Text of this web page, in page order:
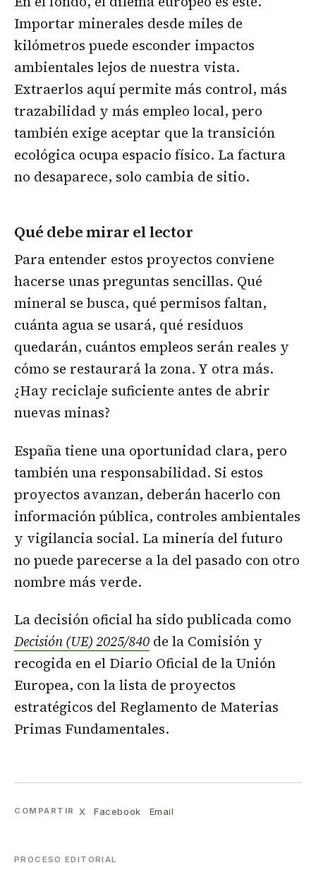
Importar minerales desde miles de
kilómetros puede esconder impactos
ambientales lejos de nuestra vista.
Extraerlos aquí permite más control, más
trazabilidad y más empleo local, pero
también exige aceptar que la transición
ecológica ocupa espacio físico. La factura
no desaparece, solo cambia de sitio.
Qué debe mirar el lector
Para entender estos proyectos conviene
hacerse unas preguntas sencillas. Qué
mineral se busca, qué permisos faltan,
cuánta agua se usará, qué residuos
quedarán, cuántos empleos serán reales y
cómo se restaurará la zona. Y otra más.
¿Hay reciclaje suficiente antes de abrir
nuevas minas?
España tiene una oportunidad clara, pero
también una responsabilidad. Si estos
proyectos avanzan, deberán hacerlo con
información pública, controles ambientales
y vigilancia social. La minería del futuro
no puede parecerse a la del pasado con otro
nombre más verde.
La decisión oficial ha sido publicada como
Decisión (UE) 2025/840 de la Comisión y
recogida en el Diario Oficial de la Unión
Europea, con la lista de proyectos
estratégicos del Reglamento de Materias
Primas Fundamentales.
COMPARTIR X Facebook Email
PROCESO EDITORIAL